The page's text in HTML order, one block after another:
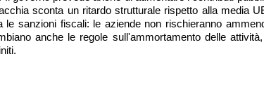
sconta un ritardo strutturale rispetto alla media
le sanzioni fiscali: le aziende non rischieranno
anche le regole sull'ammortamento delle